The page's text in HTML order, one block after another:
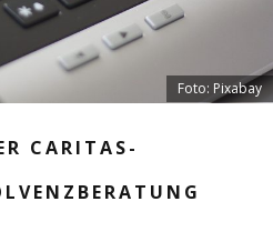
Foto: Pixabay
CARITAS-